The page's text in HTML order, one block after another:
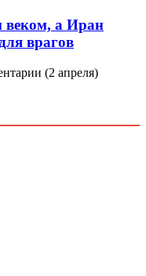
веком, а Иран
врагов
(2 апреля)